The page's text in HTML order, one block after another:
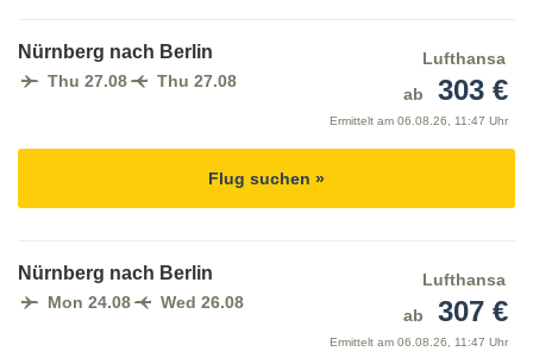
Nürnberg nach Berlin
Thu 27.08 Thu 27.08
Lufthansa
ab
303 €
Ermittelt am 06.08.26, 11:47 Uhr
Flug suchen »
Nürnberg nach Berlin
Mon 24.08 Wed 26.08
Lufthansa
ab
307 €
Ermittelt am 06.08.26, 11:47 Uhr